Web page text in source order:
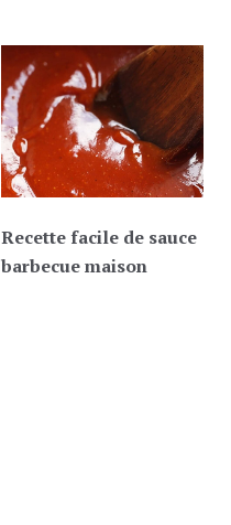
Recette facile de sauce
barbecue maison